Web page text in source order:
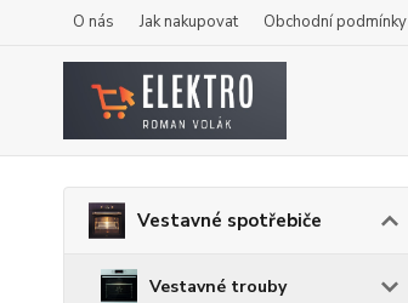
O nás Jak nakupovat Obchodní podmínky
Vestavné spotřebiče
Vestavné trouby